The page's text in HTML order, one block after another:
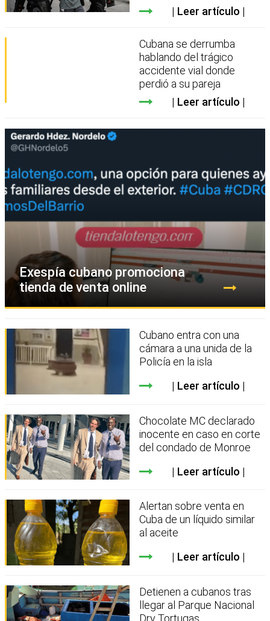
Leer artículo
Cubana se derrumba
hablando del trágico
accidente vial donde
perdió a su pareja
Leer artículo
Exespía cubano promociona
tienda de venta online
Cubano entra con una
cámara a una unida de la
Policía en la isla
Leer artículo
Chocolate MC declarado
inocente en caso en corte
del condado de Monroe
Leer artículo
Alertan sobre venta en
Cuba de un líquido similar
al aceite
Leer artículo
Detienen a cubanos tras
llegar al Parque Nacional
Dry Tortugas